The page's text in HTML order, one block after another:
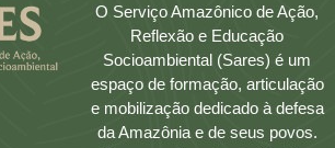
O Serviço Amazônico de Ação,
Reflexão e Educação
Socioambiental (Sares) é um
espaço de formação, articulação
e mobilização dedicado à defesa
da Amazônia e de seus povos.